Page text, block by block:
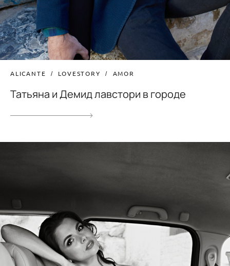
ALICANTE LOVESTORY AMOR
Татьяна и Демид лавстори в городе